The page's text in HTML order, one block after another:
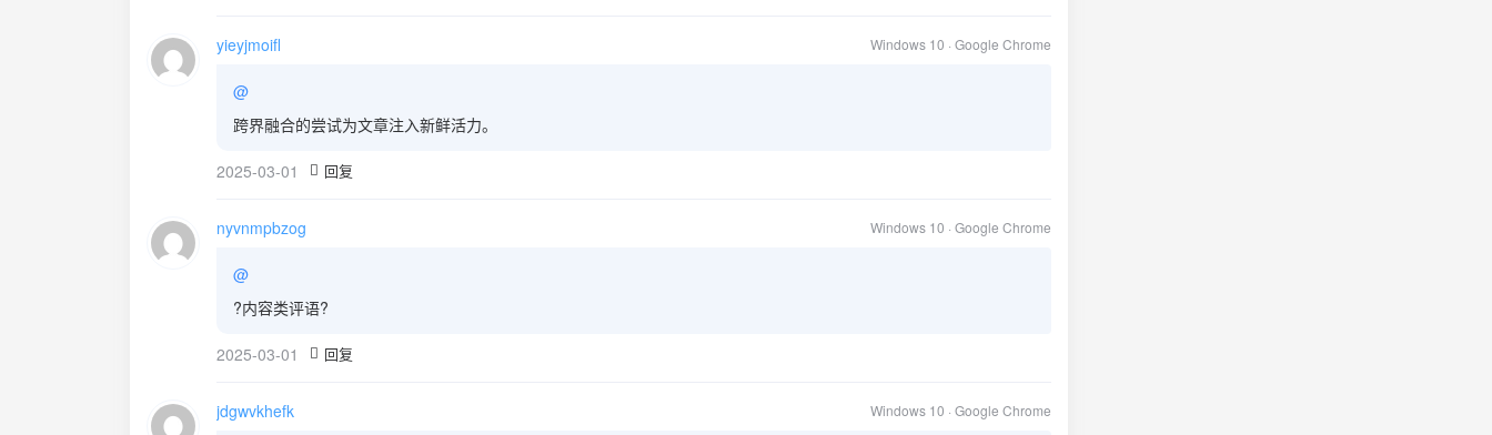
yieyjmoifl Windows 10 · Google Chrome
@
跨界融合的尝试为文章注入新鲜活力。
2025-03-01 回复
nyvnmpbzog Windows 10 · Google Chrome
@
?内容类评语?
2025-03-01 回复
jdgwvkhefk Windows 10 · Google Chrome